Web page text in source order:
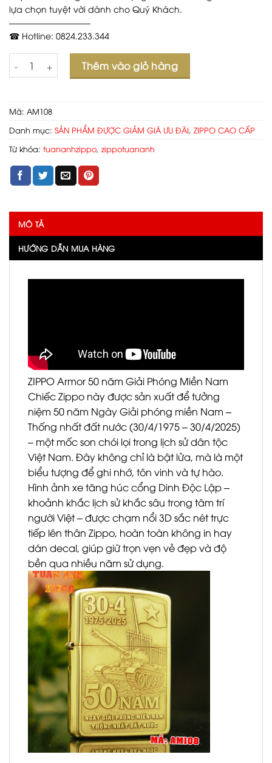
lựa chọn tuyệt vời dành cho Quý Khách.
—————————–
☎ Hotline: 0824.233.344
Số lượng Thêm vào giỏ hàng
Mã: AM108
Danh mục: SẢN PHẨM ĐƯỢC GIẢM GIÁ ƯU ĐÃI, ZIPPO CAO CẤP
Từ khóa: tuananhzippo, zippotuananh
MÔ TẢ
HƯỚNG DẪN MUA HÀNG
ZIPPO Armor 50 năm Giải Phóng Miền Nam
Chiếc Zippo này được sản xuất để tưởng
niệm 50 năm Ngày Giải phóng miền Nam –
Thống nhất đất nước (30/4/1975 – 30/4/2025)
– một mốc son chói lọi trong lịch sử dân tộc
Việt Nam. Đây không chỉ là bật lửa, mà là một
biểu tượng để ghi nhớ, tôn vinh và tự hào.
Hình ảnh xe tăng húc cổng Dinh Độc Lập –
khoảnh khắc lịch sử khắc sâu trong tâm trí
người Việt – được chạm nổi 3D sắc nét trực
tiếp lên thân Zippo, hoàn toàn không in hay
dán decal, giúp giữ trọn vẹn vẻ đẹp và độ
bền qua nhiều năm sử dụng.